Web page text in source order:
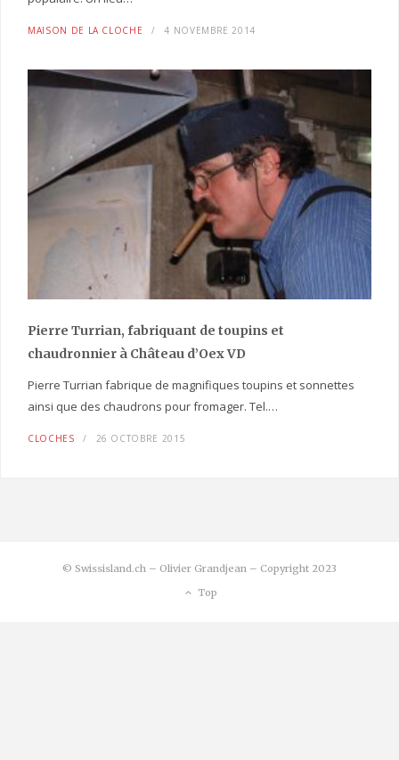
MAISON DE LA CLOCHE 4 NOVEMBRE 2014
Pierre Turrian, fabriquant de toupins et
chaudronnier à Château d’Oex VD
Pierre Turrian fabrique de magnifiques toupins et sonnettes
ainsi que des chaudrons pour fromager. Tel.…
CLOCHES 26 OCTOBRE 2015
© Swissisland.ch – Olivier Grandjean – Copyright 2023
Top